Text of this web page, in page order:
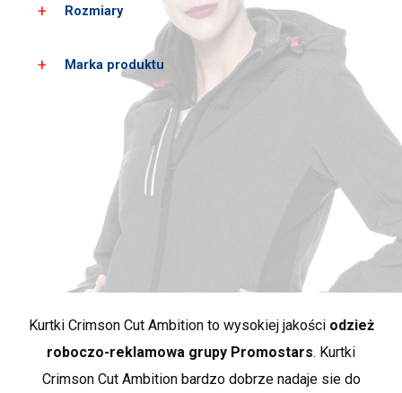
Pobierz wszystkie zdjęcia produktu
Pobierz karty PDF
Rozmiary
Rozmiary
piersiowa
*przybliżone wymiary +/- 2 cm
Marka produktu
Crimson Cut to produkty, wyróżniające się wyjątkową
Państwo ciekawe, nietypowe fasony, charakteryzujące
się wysokim standardem użytych materiałów oraz
wykończenia. Wiele produktów w tej grupie, jest
Kurtki Crimson Cut Ambition to wysokiej jakości odzież
roboczo-reklamowa grupy Promostars. Kurtki
Crimson Cut Ambition bardzo dobrze nadaje sie do